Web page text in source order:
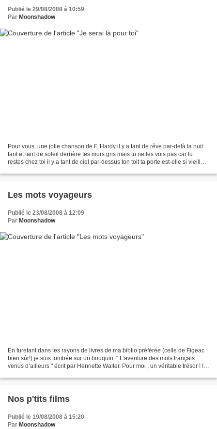
Publié le 29/08/2008 à 10:59
Par Moonshadow
Pour vous, une jolie chanson de F. Hardy il y a tant de rêve par-delà ta nuit
tant et tant de soleil derrière tes murs gris mais tu ne les vois pas car tu
restes chez toi il y a tant de ciel par-dessus ton toit ta porte est-elle si vieille
Les mots voyageurs
Publié le 23/08/2008 à 12:09
Par Moonshadow
En furetant dans les rayons de livres de ma biblio préférée (celle de Figeac
bien sûr!) je suis tombée sur un bouquin: " L’aventure des mots français
venus d’ailleurs " écrit par Henriette Walter. Pour moi , un véritable trésor ! !
Nos p'tits films
Publié le 19/08/2008 à 15:20
Par Moonshadow